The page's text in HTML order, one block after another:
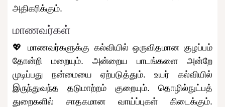
அதிகரிக்கும்.
மாணவர்கள்
💖 மாணவர்களுக்கு கல்வியில் ஒருவிதமான குழப்பம்
தோன்றி மறையும். அன்றைய பாடங்களை அன்றே
முடிப்பது நன்மையை ஏற்படுத்தும். உயர் கல்வியில்
இருந்துவந்த தடுமாற்றம் குறையும். தொழில்நுட்பத்
துறைகளில் சாதகமான வாய்ப்புகள் கிடைக்கும்.